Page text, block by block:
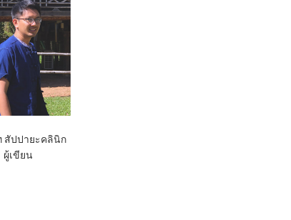
สัปปายะคลินิก
ผู้เขียน